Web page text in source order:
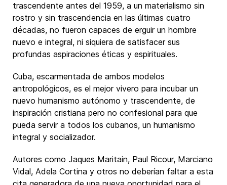
trascendente antes del 1959, a un materialismo sin
rostro y sin trascendencia en las últimas cuatro
décadas, no fueron capaces de erguir un hombre
nuevo e integral, ni siquiera de satisfacer sus
profundas aspiraciones éticas y espirituales.
Cuba, escarmentada de ambos modelos
antropológicos, es el mejor vivero para incubar un
nuevo humanismo autónomo y trascendente, de
inspiración cristiana pero no confesional para que
pueda servir a todos los cubanos, un humanismo
integral y socializador.
Autores como Jaques Maritain, Paul Ricour, Marciano
Vidal, Adela Cortina y otros no deberían faltar a esta